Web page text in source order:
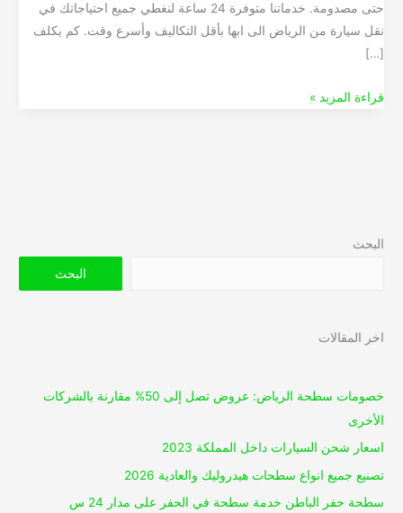
حتى مصدومة. خدماتنا متوفرة 24 ساعة لنغطي جميع احتياجاتك في
نقل سيارة من الرياض الى ابها بأقل التكاليف وأسرع وقت. كم يكلف
[…]
قراءة المزيد »
البحث
البحث
اخر المقالات
خصومات سطحة الرياض: عروض تصل إلى 50% مقارنة بالشركات
الأخرى
اسعار شحن السيارات داخل المملكة 2023
تصنيع جميع انواع سطحات هيدروليك والعادية 2026
سطحة حفر الباطن خدمة سطحة في الحفر على مدار 24 س